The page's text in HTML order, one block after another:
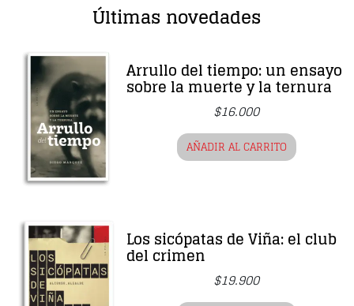
Últimas novedades
Arrullo del tiempo: un ensayo
sobre la muerte y la ternura
$16.000
AÑADIR AL CARRITO
Los sicópatas de Viña: el club
del crimen
$19.900